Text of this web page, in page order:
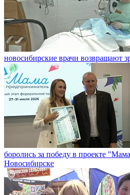
новосибирские врачи возвращают
боролись за победу в проекте
Новосибирске